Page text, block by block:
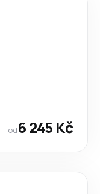
od6 245 Kč